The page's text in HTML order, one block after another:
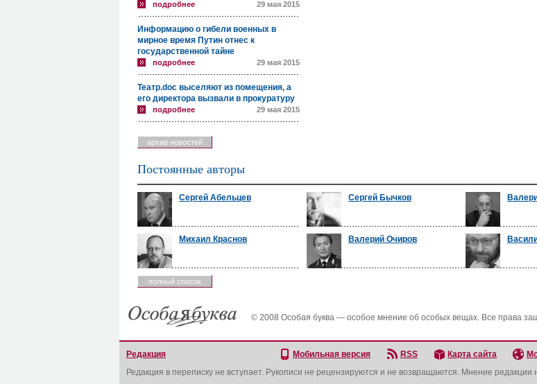
подробнее 29 мая 2015
Информацию о гибели военных в
мирное время Путин отнес к
государственной тайне
подробнее 29 мая 2015
Театр.doc выселяют из помещения, а
его директора вызвали в прокуратуру
подробнее 29 мая 2015
архив новостей
Постоянные авторы
Сергей Абельцев Сергей Бычков
Михаил Краснов Валерий Очиров
полный список
© 2008 Особая буква — особое мнение об особых вещах. Все права
Редакция Мобильная версия RSS Карта сайта
Редакция в переписку не вступает. Рукописи не рецензируются и не возвращаются. Мнение редакции